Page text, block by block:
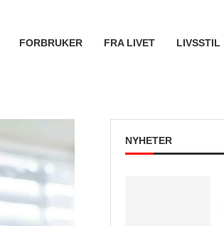
FORBRUKER FRA LIVET LIVSSTIL
NYHETER